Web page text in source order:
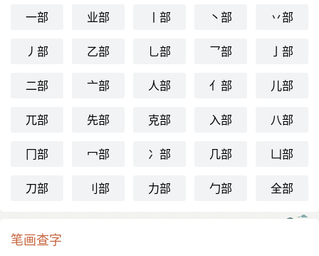
一部 业部 丨部 丶部 丷部
丿部 乙部 乚部 乛部 亅部
二部 亠部 人部 亻部 儿部
兀部 先部 克部 入部 八部
冂部 冖部 冫部 几部 凵部
刀部 刂部 力部 勹部 全部
笔画查字